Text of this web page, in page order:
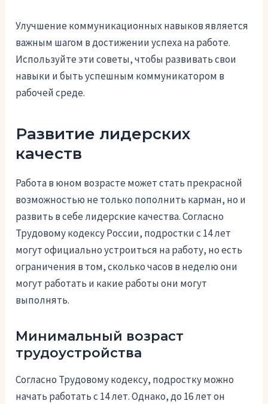
Улучшение коммуникационных навыков является
важным шагом в достижении успеха на работе.
Используйте эти советы, чтобы развивать свои
навыки и быть успешным коммуникатором в
рабочей среде.
Развитие лидерских
качеств
Работа в юном возрасте может стать прекрасной
возможностью не только пополнить карман, но и
развить в себе лидерские качества. Согласно
Трудовому кодексу России, подростки с 14 лет
могут официально устроиться на работу, но есть
ограничения в том, сколько часов в неделю они
могут работать и какие работы они могут
выполнять.
Минимальный возраст
трудоустройства
Согласно Трудовому кодексу, подростку можно
начать работать с 14 лет. Однако, до 16 лет он